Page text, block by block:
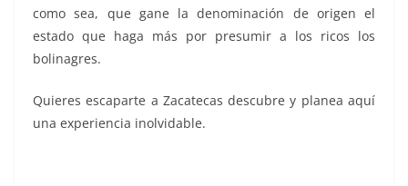
como sea, que gane la denominación de origen el
estado que haga más por presumir a los ricos los
bolinagres.
Quieres escaparte a Zacatecas descubre y planea aquí
una experiencia inolvidable.